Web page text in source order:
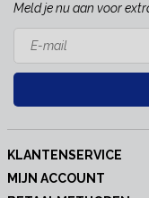
Meld je nu aan voor
KLANTENSERVICE
MIJN ACCOUNT